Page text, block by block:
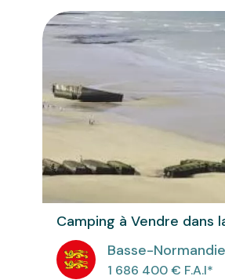
Camping à Vendre dans
Basse-Normandie
1 686 400€ F.A.I*